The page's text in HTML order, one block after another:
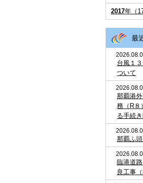
2017年（17
最
台風１
ついて
那覇港
務（R８
る手続
那覇ふ頭
臨港道
良工事（